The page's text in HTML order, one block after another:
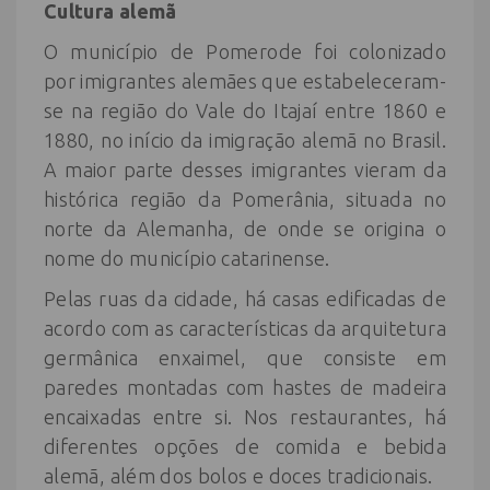
Cultura alemã
O município de Pomerode foi colonizado
por imigrantes alemães que estabeleceram-
se na região do Vale do Itajaí entre 1860 e
1880, no início da imigração alemã no Brasil.
A maior parte desses imigrantes vieram da
histórica região da Pomerânia, situada no
norte da Alemanha, de onde se origina o
nome do município catarinense.
Pelas ruas da cidade, há casas edificadas de
acordo com as características da arquitetura
germânica enxaimel, que consiste em
paredes montadas com hastes de madeira
encaixadas entre si. Nos restaurantes, há
diferentes opções de comida e bebida
alemã, além dos bolos e doces tradicionais.